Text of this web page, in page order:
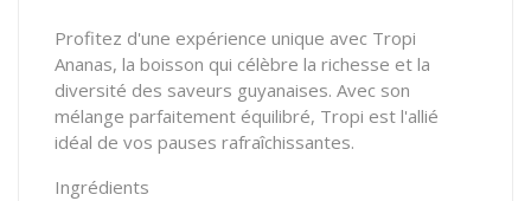
Profitez d'une expérience unique avec Tropi
Ananas, la boisson qui célèbre la richesse et la
diversité des saveurs guyanaises. Avec son
mélange parfaitement équilibré, Tropi est l'allié
idéal de vos pauses rafraîchissantes.
Ingrédients